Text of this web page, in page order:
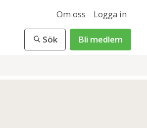
Om oss Logga in
Sök Bli medlem